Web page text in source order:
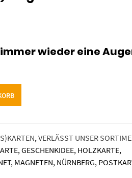
wieder eine
,VERLÄSST UNSER
,GESCHENKIDEE, HOLZKARTE,
, MAGNETEN, NÜRNBERG,